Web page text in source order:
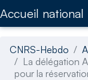
Accueil national
CNRS-Hebdo
La délégation
pour la